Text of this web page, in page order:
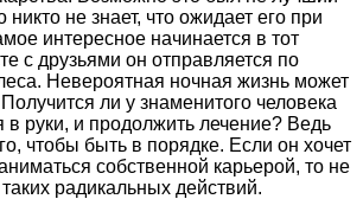
никто не знает, что ожидает его при
интересное начинается в тот
с друзьями он отправляется по
Невероятная ночная жизнь может
ли у знаменитого человека
в руки, и продолжить лечение? Ведь
чтобы быть в порядке. Если он хочет
собственной карьерой, то не
радикальных действий.